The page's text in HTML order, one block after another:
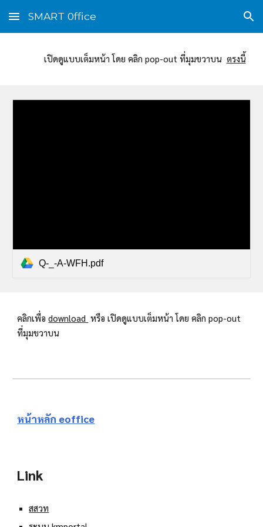
Skip to main content Skip to navigation
SMART 0ffice
เปิดดูแบบเต็มหน้า โดย คลิก pop-out ที่มุมขวาบน ตรงนี้
Q-_-A-WFH.pdf
คลิกเพื่อdownload หรือ เปิดดูแบบเต็มหน้า โดย คลิก pop-out
ที่มุมขวาบน
หน้าหลัก eoffice
Link
สสวท